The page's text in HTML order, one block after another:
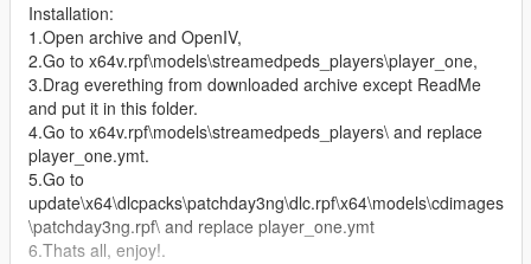
Installation:
1.Open archive and OpenIV,
2.Go to x64v.rpf\models\streamedpeds_players\player_one,
3.Drag everething from downloaded archive except ReadMe
and put it in this folder.
4.Go to x64v.rpf\models\streamedpeds_players\ and replace
player_one.ymt.
5.Go to
update\x64\dlcpacks\patchday3ng\dlc.rpf\x64\models\cdimages
\patchday3ng.rpf\ and replace player_one.ymt
6.Thats all, enjoy!.